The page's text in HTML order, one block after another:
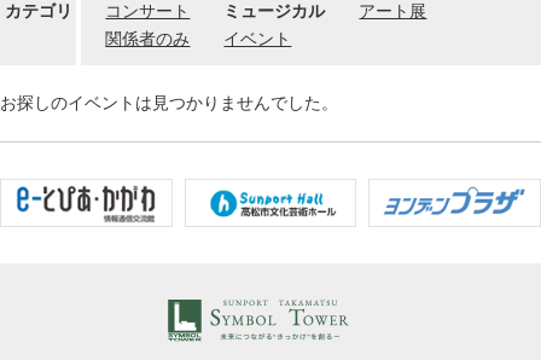
カテゴリ
コンサート
ミュージカル
アート展
関係者のみ
イベント
お探しのイベントは見つかりませんでした。